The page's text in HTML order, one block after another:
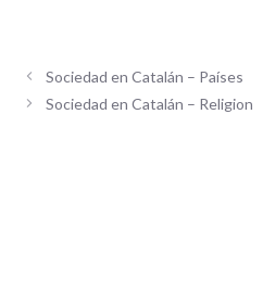
Sociedad en Catalán – Países
Sociedad en Catalán – Religion